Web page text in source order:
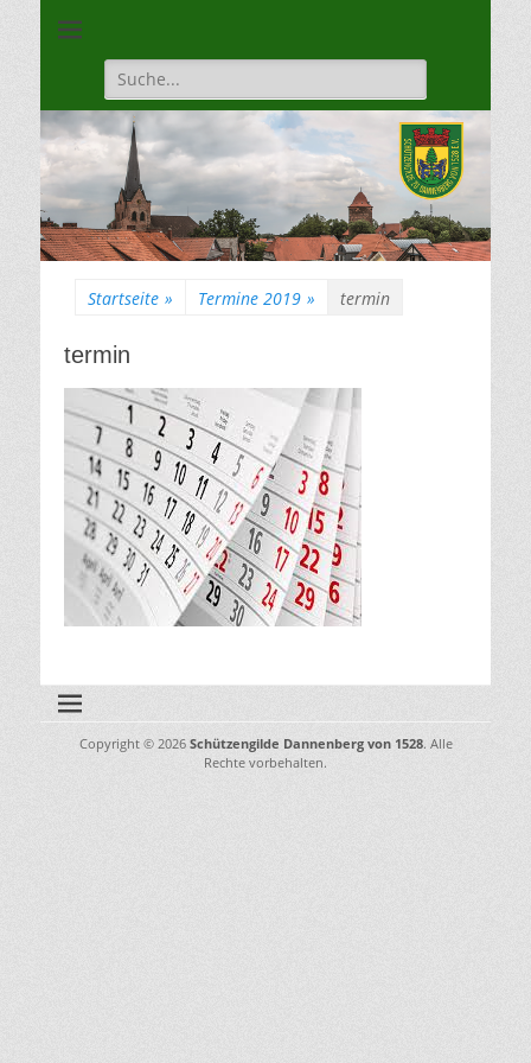
1528
Suche
für:
Startseite » Termine 2019 » termin
termin
Copyright © 2026 Schützengilde Dannenberg von 1528. Alle
Rechte vorbehalten.